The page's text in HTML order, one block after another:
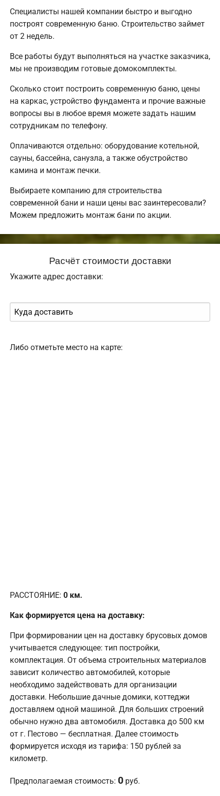
Специалисты нашей компании быстро и выгодно
построят современную баню. Строительство займет
от 2 недель.
Все работы будут выполняться на участке заказчика,
мы не производим готовые домокомплекты.
Сколько стоит построить современную баню, цены
на каркас, устройство фундамента и прочие важные
вопросы вы в любое время можете задать нашим
сотрудникам по телефону.
Оплачиваются отдельно: оборудование котельной,
сауны, бассейна, санузла, а также обустройство
камина и монтаж печки.
Выбираете компанию для строительства
современной бани и наши цены вас заинтересовали?
Можем предложить монтаж бани по акции.
Расчёт стоимости доставки
Укажите адрес доставки:
Либо отметьте место на карте:
РАССТОЯНИЕ: 0 км.
Как формируется цена на доставку:
При формировании цен на доставку брусовых домов
учитывается следующее: тип постройки,
комплектация. От объема строительных материалов
зависит количество автомобилей, которые
необходимо задействовать для организации
доставки. Небольшие дачные домики, коттеджи
доставляем одной машиной. Для больших строений
обычно нужно два автомобиля. Доставка до 500 км
от г. Пестово — бесплатная. Далее стоимость
формируется исходя из тарифа: 150 рублей за
километр.
Предполагаемая стоимость: 0 руб.